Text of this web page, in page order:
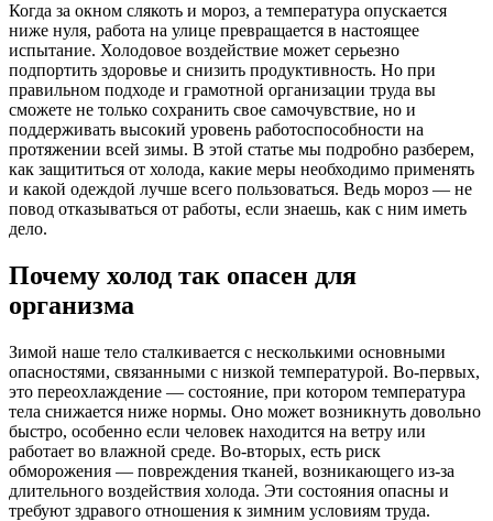
Когда за окном слякоть и мороз, а температура опускается
ниже нуля, работа на улице превращается в настоящее
испытание. Холодовое воздействие может серьезно
подпортить здоровье и снизить продуктивность. Но при
правильном подходе и грамотной организации труда вы
сможете не только сохранить свое самочувствие, но и
поддерживать высокий уровень работоспособности на
протяжении всей зимы. В этой статье мы подробно разберем,
как защититься от холода, какие меры необходимо применять
и какой одеждой лучше всего пользоваться. Ведь мороз — не
повод отказываться от работы, если знаешь, как с ним иметь
дело.
Почему холод так опасен для
организма
Зимой наше тело сталкивается с несколькими основными
опасностями, связанными с низкой температурой. Во-первых,
это переохлаждение — состояние, при котором температура
тела снижается ниже нормы. Оно может возникнуть довольно
быстро, особенно если человек находится на ветру или
работает во влажной среде. Во-вторых, есть риск
обморожения — повреждения тканей, возникающего из-за
длительного воздействия холода. Эти состояния опасны и
требуют здравого отношения к зимним условиям труда.